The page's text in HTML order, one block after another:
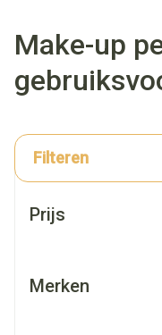
Make-up
Filteren
Prijs
Merken